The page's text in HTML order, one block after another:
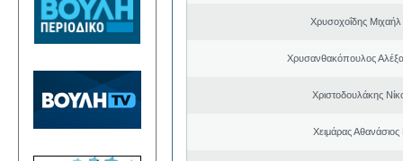
Χρυσοχοΐδης Μιχαήλ
Χρυσανθακόπουλος
Χριστοδουλάκης
Χειμάρας